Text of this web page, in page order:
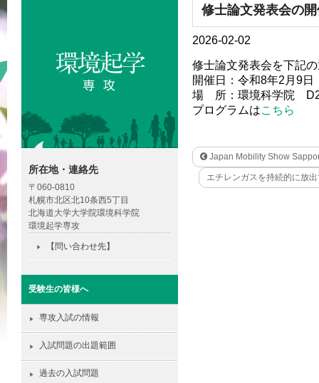
修士論文発表会の
2026-02-02
修士論文発表会を下記
開催日：令和8年2月9日
場 所：環境科学院
プログラムはこちら
Japan Mobility Show
エチレンガスを持続的に放
所在地・連絡先
〒060-0810
札幌市北区北10条西5丁目
北海道大学大学院環境科学院
環境起学専攻
【問い合わせ先】
受験生の皆様へ
専攻入試の情報
入試問題の出題範囲
過去の入試問題